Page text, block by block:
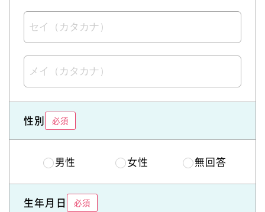
性別 必須
男性 女性 無回答
生年月日 必須